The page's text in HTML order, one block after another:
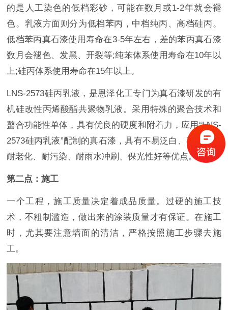
的是人工染色的低档彩砂，可能在数月或1-2年就会褪
色。乳液方面则分为低档苯丙，中档纯丙、高档硅丙。
低档苯丙真石漆使用寿命在3-5年左右，差的苯丙真石漆
数月会褪色、发黑、开裂等;纯苯体系使用寿命在10年以
上;硅丙体系使用寿命在15年以上。
LNS-2573硅丙乳液，是恩泽化工专门为真石漆研发的有
机硅改性丙烯酸酯共聚物乳液。采用特殊的聚合技术和
螯合功能性单体，具有优良的硬度和附着力，应用“LNS-
2573硅丙乳液”配制的真石漆，具有不易泛白、不泛黄、
耐老化、耐污染、耐雨水冲刷、保光性好等优点。
第二点：施工
一个工程，施工质量决定着成品质量。过硬的施工技
术，不粗制滥造，做出来的涂装质量才有保证。在施工
时，尤其要注意墙面的清洁，严格按照施工步骤去施
工。